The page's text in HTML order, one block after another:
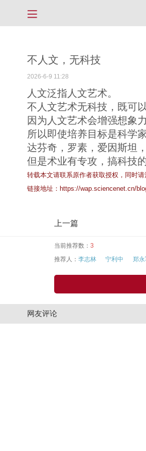
不人文，无科技
2026-6-9 11:28
人文泛指人文艺术。
不人文艺术无科技，既可
因为人文艺术会增强想象
所以即使培养目标是科学
达芬奇，罗素，爱因斯坦
但是术业有专攻，搞科技
转载本文请联系原作者获取授权，同时请
链接地址： https://wap.sciencenet.cn/
上一篇
当前推荐数： 3
推荐人： 李志林 宁利中 郑永
网友评论